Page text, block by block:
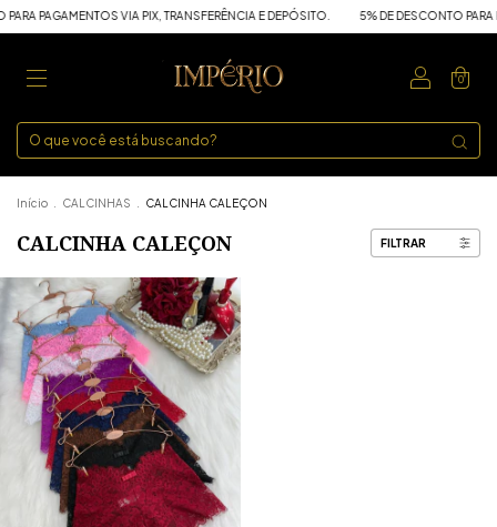
PAGAMENTOS VIA PIX, TRANSFERÊNCIA E DEPÓSITO. 5% DE DESCONTO PARA
0
Início CALCINHAS CALCINHA CALEÇON
CALCINHA CALEÇON FILTRAR